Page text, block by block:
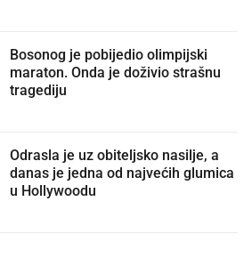
Bosonog je pobijedio olimpijski
maraton. Onda je doživio strašnu
tragediju
Odrasla je uz obiteljsko nasilje, a
danas je jedna od najvećih glumica
u Hollywoodu